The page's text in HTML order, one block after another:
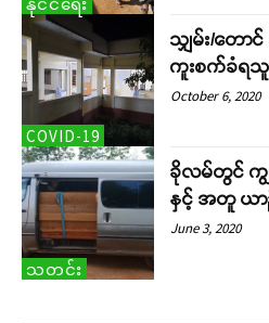
COVID-19
သျှမ်း/တော
ကူးစက်ခံရသူ
October 6, 2020
သတင်း
ခိုလမ်တွင် ကျွ
နှင့် အတူ ယာဉ်
June 3, 2020